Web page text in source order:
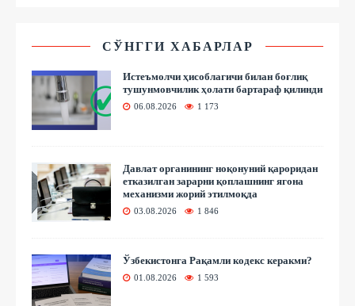
СЎНГГИ ХАБАРЛАР
Истеъмолчи ҳисоблагичи билан боғлиқ
тушунмовчилик ҳолати бартараф қилинди
06.08.2026 1 173
Давлат органининг ноқонуний қароридан
етказилган зарарни қоплашнинг ягона
механизми жорий этилмоқда
03.08.2026 1 846
Ўзбекистонга Рақамли кодекс керакми?
01.08.2026 1 593